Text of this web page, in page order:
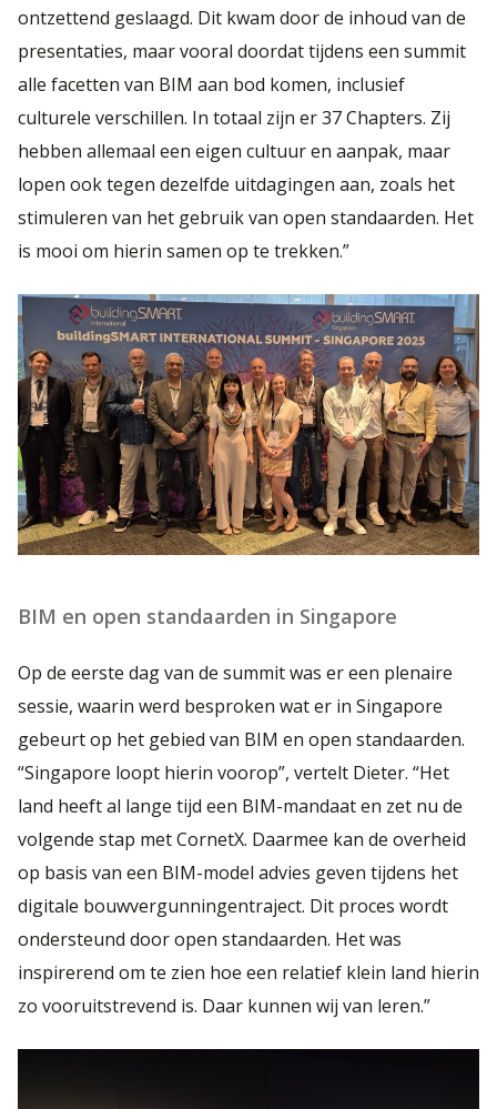
ontzettend geslaagd. Dit kwam door de inhoud van de
presentaties, maar vooral doordat tijdens een summit
alle facetten van BIM aan bod komen, inclusief
culturele verschillen. In totaal zijn er 37 Chapters. Zij
hebben allemaal een eigen cultuur en aanpak, maar
lopen ook tegen dezelfde uitdagingen aan, zoals het
stimuleren van het gebruik van open standaarden. Het
is mooi om hierin samen op te trekken.”
BIM en open standaarden in Singapore
Op de eerste dag van de summit was er een plenaire
sessie, waarin werd besproken wat er in Singapore
gebeurt op het gebied van BIM en open standaarden.
“Singapore loopt hierin voorop”, vertelt Dieter. “Het
land heeft al lange tijd een BIM-mandaat en zet nu de
volgende stap met CornetX. Daarmee kan de overheid
op basis van een BIM-model advies geven tijdens het
digitale bouwvergunningentraject. Dit proces wordt
ondersteund door open standaarden. Het was
inspirerend om te zien hoe een relatief klein land hierin
zo vooruitstrevend is. Daar kunnen wij van leren.”